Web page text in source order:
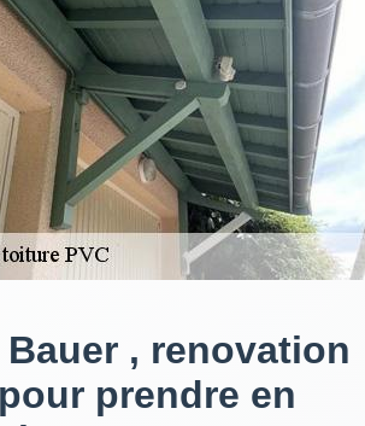
, renovation
prendre en